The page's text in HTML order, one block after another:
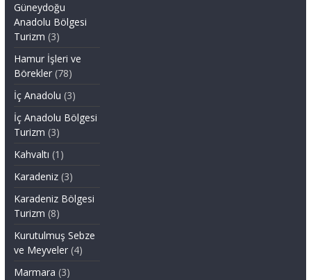
Güneydoğu
Anadolu Bölgesi
Turizm (3)
Hamur İşleri ve
Börekler(78)
İç Anadolu (3)
İç Anadolu Bölgesi
Turizm (3)
Kahvaltı (1)
Karadeniz(3)
Karadeniz Bölgesi
Turizm (8)
Kurutulmuş Sebze
ve Meyveler(4)
Marmara (3)